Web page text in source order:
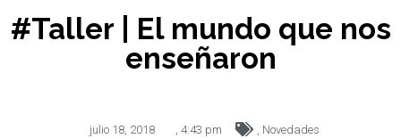
#Taller | El mundo que nos
enseñaron
julio 18, 2018 4:43 pm
Novedades